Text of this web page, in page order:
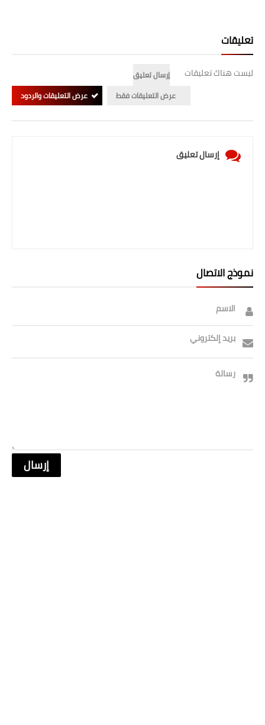
تعليقات
ليست هناك تعليقات
إرسال تعليق
عرض التعليقات فقط
عرض التعليقات والردود
إرسال تعليق
نموذج الاتصال
الاسم
بريد إلكتروني
رسالة